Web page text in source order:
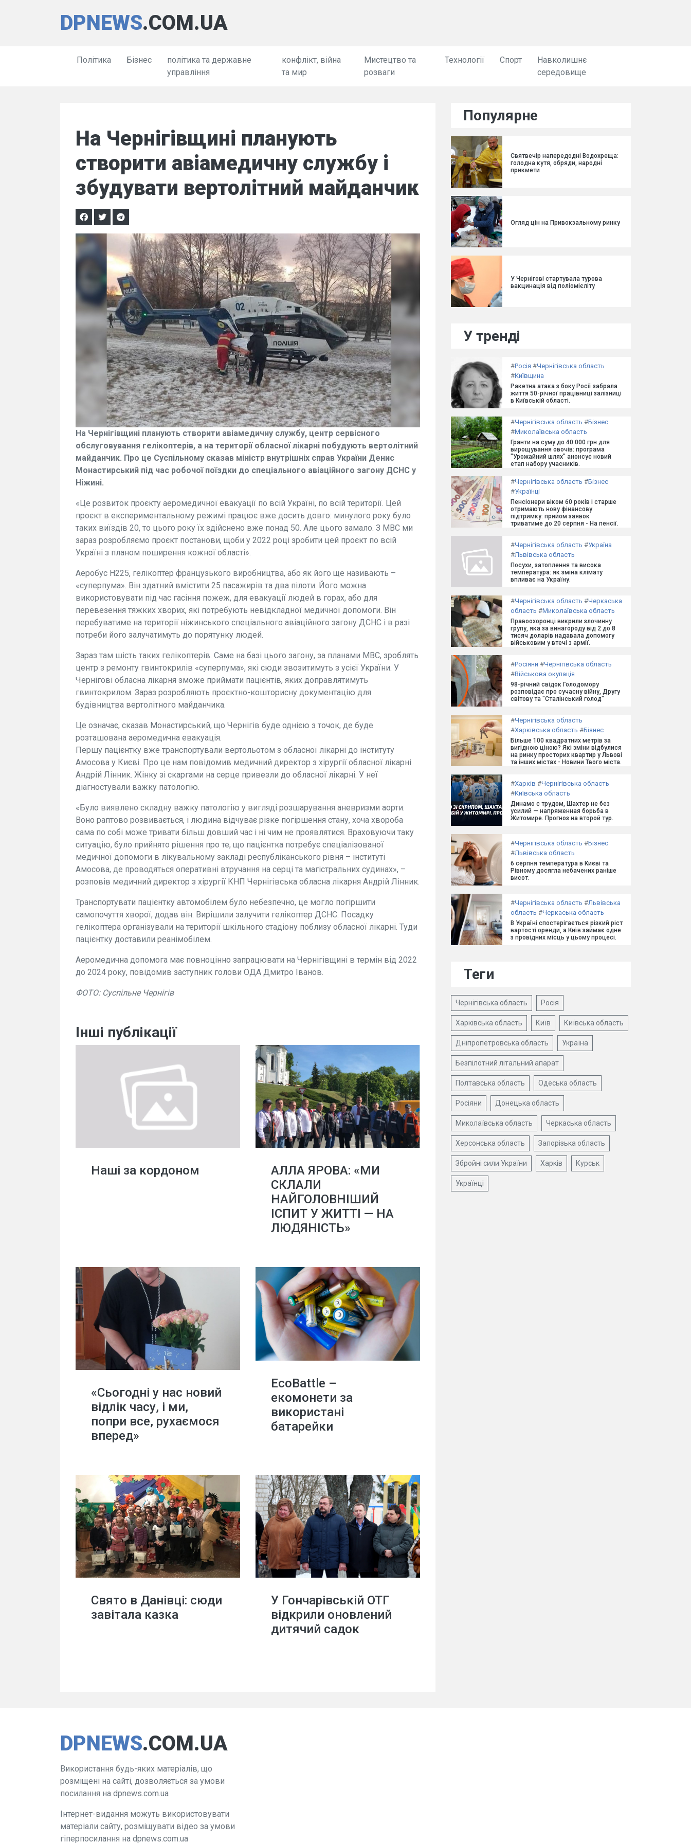
DPNEWS.COM.UA
Політика Бізнес
політика та державне
управління
конфлікт, війна
та мир
Мистецтво та
розваги
Технології Спорт
Навколишнє
середовище
На Чернігівщині планують
створити авіамедичну службу і
збудувати вертолітний майданчик
На Чернігівщині планують створити авіамедичну службу, центр сервісного
обслуговування гелікоптерів, а на території обласної лікарні побудують вертолітний
майданчик. Про це Суспільному сказав міністр внутрішніх справ України Денис
Монастирський під час робочої поїздки до спеціального авіаційного загону ДСНС у
Ніжині.
«Це розвиток проєкту аеромедичної евакуації по всій Україні, по всій території. Цей
проєкт в експериментальному режимі працює вже досить довго: минулого року було
таких виїздів 20, то цього року їх здійснено вже понад 50. Але цього замало. З МВС ми
зараз розробляємо проєкт постанови, щоби у 2022 році зробити цей проєкт по всій
Україні з планом поширення кожної області».
Аеробус Н225, гелікоптер французького виробництва, або як його ще називають –
«суперпума». Він здатний вмістити 25 пасажирів та два пілоти. Його можна
використовувати під час гасіння пожеж, для евакуації людей в горах, або для
перевезення тяжких хворих, які потребують невідкладної медичної допомоги. Він
перебуватиме на території ніжинського спеціального авіаційного загону ДСНС і в разі
потреби його залучатимуть до порятунку людей.
Зараз там шість таких гелікоптерів. Саме на базі цього загону, за планами МВС, зроблять
центр з ремонту гвинтокрилів «суперпума», які сюди звозитимуть з усієї України. У
Чернігові обласна лікарня зможе приймати пацієнтів, яких доправлятимуть
гвинтокрилом. Зараз розробляють проєктно-кошторисну документацію для
будівництва вертолітного майданчика.
Це означає, сказав Монастирський, що Чернігів буде однією з точок, де буде
розташована аеромедична евакуація.
Першу пацієнтку вже транспортували вертольотом з обласної лікарні до інституту
Амосова у Києві. Про це нам повідомив медичний директор з хірургії обласної лікарні
Андрій Лінник. Жінку зі скаргами на серце привезли до обласної лікарні. У неї
діагностували важку патологію.
«Було виявлено складну важку патологію у вигляді розшарування аневризми аорти.
Воно раптово розвивається, і людина відчуває різке погіршення стану, хоча хвороба
сама по собі може тривати більш довший час і ні чим не проявлятися. Враховуючи таку
ситуацію, було прийнято рішення про те, що пацієнтка потребує спеціалізованої
медичної допомоги в лікувальному закладі республіканського рівня – інституті
Амосова, де проводяться оперативні втручання на серці та магістральних судинах», –
розповів медичний директор з хірургії КНП Чернігівська обласна лікарня Андрій Лінник.
Транспортувати пацієнтку автомобілем було небезпечно, це могло погіршити
самопочуття хворої, додав він. Вирішили залучити гелікоптер ДСНС. Посадку
гелікоптера організували на території шкільного стадіону поблизу обласної лікарні. Туди
пацієнтку доставили реанімобілем.
Аеромедична допомога має повноцінно запрацювати на Чернігівщині в термін від 2022
до 2024 року, повідомив заступник голови ОДА Дмитро Іванов.
ФОТО: Суспільне Чернігів
Інші публікації
Наші за кордоном
АЛЛА ЯРОВА: «МИ
СКЛАЛИ
НАЙГОЛОВНІШИЙ
ІСПИТ У ЖИТТІ — НА
ЛЮДЯНІСТЬ»
«Сьогодні у нас новий
відлік часу, і ми,
попри все, рухаємося
вперед»
EcoBattle –
екомонети за
використані
батарейки
Свято в Данівці: сюди
завітала казка
У Гончарівській ОТГ
відкрили оновлений
дитячий садок
Популярне
Святвечір напередодні Водохреща:
голодна кутя, обряди, народні
прикмети
Огляд цін на Привокзальному ринку
У Чернігові стартувала турова
вакцинація від поліомієліту
У тренді
#Росія #Чернігівська область
#Київщина
Ракетна атака з боку Росії забрала
життя 50-річної працівниці залізниці
в Київській області.
#Чернігівська область #Бізнес
#Миколаївська область
Гранти на суму до 40 000 грн для
вирощування овочів: програма
"Урожайний шлях" анонсує новий
етап набору учасників.
#Чернігівська область #Бізнес
#Українці
Пенсіонери віком 60 років і старше
отримають нову фінансову
підтримку: прийом заявок
триватиме до 20 серпня - На пенсії.
#Чернігівська область #Україна
#Львівська область
Посухи, затоплення та висока
температура: як зміна клімату
впливає на Україну.
#Чернігівська область #Черкаська
область #Миколаївська область
Правоохоронці викрили злочинну
групу, яка за винагороду від 2 до 8
тисяч доларів надавала допомогу
військовим у втечі з армії.
#Росіяни #Чернігівська область
#Військова окупація
98-річний свідок Голодомору
розповідає про сучасну війну, Другу
світову та "Сталінський голод"
#Чернігівська область
#Харківська область #Бізнес
Більше 100 квадратних метрів за
вигідною ціною? Які зміни відбулися
на ринку просторих квартир у Львові
та інших містах - Новини Твого міста.
#Харків #Чернігівська область
#Київська область
Динамо с трудом, Шахтер не без
усилий — напряженная борьба в
Житомире. Прогноз на второй тур.
#Чернігівська область #Бізнес
#Львівська область
6 серпня температура в Києві та
Рівному досягла небачених раніше
висот.
#Чернігівська область #Львівська
область #Черкаська область
В Україні спостерігається різкий ріст
вартості оренди, а Київ займає одне
з провідних місць у цьому процесі.
Теги
Чернігівська область Росія
Харківська область Київ Київська область
Дніпропетровська область Україна
Безпілотний літальний апарат
Полтавська область Одеська область
Росіяни Донецька область
Миколаївська область Черкаська область
Херсонська область Запорізька область
Збройні сили України Харків Курськ
Українці
DPNEWS.COM.UA
Використання будь-яких матеріалів, що
розміщені на сайті, дозволяється за умови
посилання на dpnews.com.ua
Інтернет-видання можуть використовувати
матеріали сайту, розміщувати відео за умови
гіперпосилання на dpnews.com.ua